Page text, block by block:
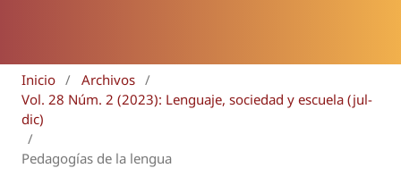
Inicio / Archivos /
Vol. 28 Núm. 2 (2023): Lenguaje, sociedad y escuela (jul-
dic)
/
Pedagogías de la lengua